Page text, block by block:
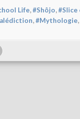
Life,#Shôjo,#Slice
,#Mythologie,